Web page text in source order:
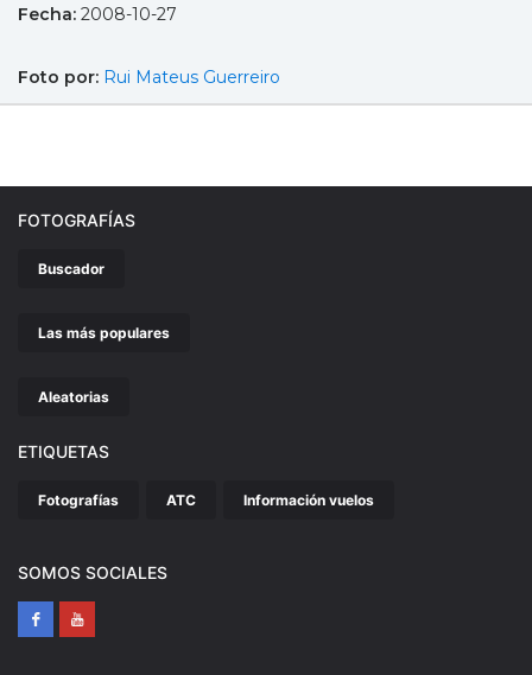
Fecha: 2008-10-27
Foto por: Rui Mateus Guerreiro
FOTOGRAFÍAS
Buscador
Las más populares
Aleatorias
ETIQUETAS
Fotografías ATC Información vuelos
SOMOS SOCIALES